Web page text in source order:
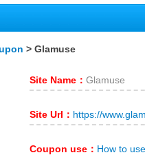
> Glamuse
Site Name： Glamuse
Site Url： https://
Coupon use： How to